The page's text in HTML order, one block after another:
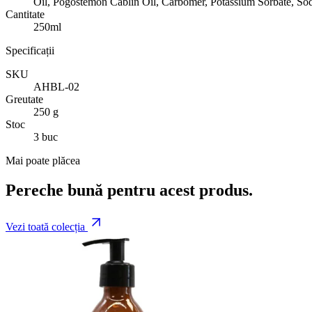
Cantitate
250ml
Specificații
SKU
AHBL-02
Greutate
250 g
Stoc
3 buc
Mai poate plăcea
Pereche bună pentru acest produs.
Vezi toată colecția